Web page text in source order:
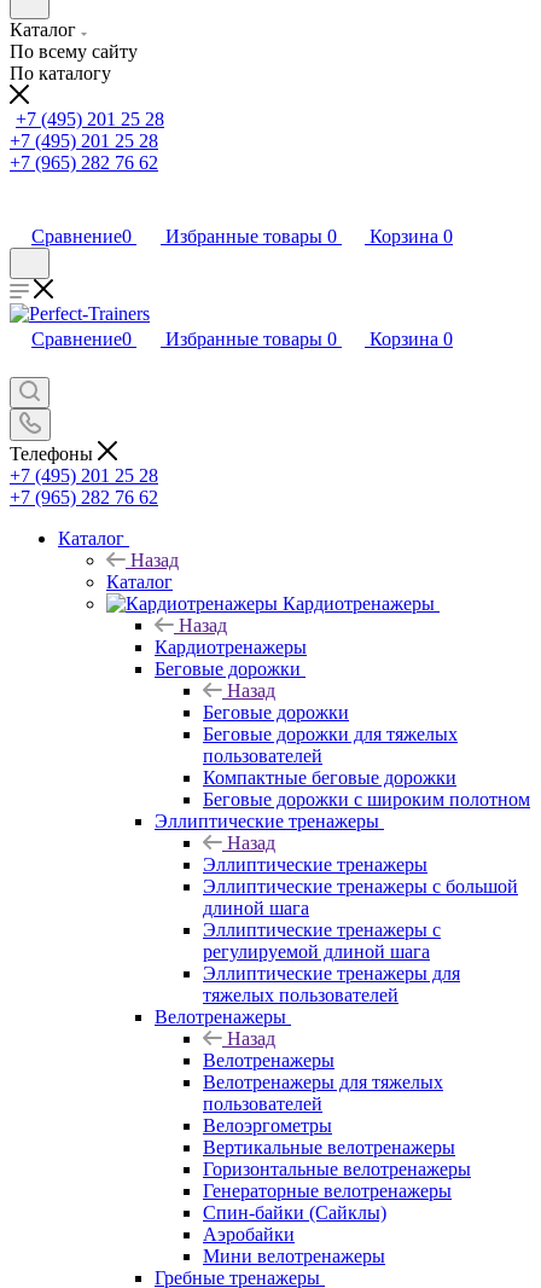
Каталог
По всему сайту
По каталогу
+7 (495) 201 25 28
+7 (495) 201 25 28
+7 (965) 282 76 62
Сравнение0 Избранные товары 0 Корзина 0
Сравнение0 Избранные товары 0 Корзина 0
Телефоны
+7 (495) 201 25 28
+7 (965) 282 76 62
Каталог
Назад
Каталог
Кардиотренажеры
Назад
Кардиотренажеры
Беговые дорожки
Назад
Беговые дорожки
Беговые дорожки для тяжелых
пользователей
Компактные беговые дорожки
Беговые дорожки с широким полотном
Эллиптические тренажеры
Назад
Эллиптические тренажеры
Эллиптические тренажеры с большой
длиной шага
Эллиптические тренажеры с
регулируемой длиной шага
Эллиптические тренажеры для
тяжелых пользователей
Велотренажеры
Назад
Велотренажеры
Велотренажеры для тяжелых
пользователей
Велоэргометры
Вертикальные велотренажеры
Горизонтальные велотренажеры
Генераторные велотренажеры
Спин-байки (Сайклы)
Аэробайки
Мини велотренажеры
Гребные тренажеры